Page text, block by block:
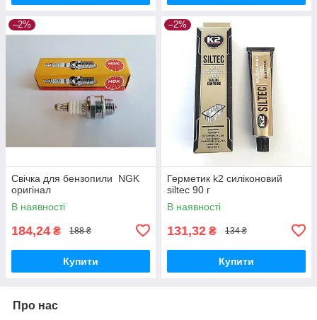
–2%
Свічка для бензопили NGK
оригінал
В наявності
184,24 ₴ 188 ₴
Купити
–2%
Герметик k2 силіконовий
siltec 90 г
В наявності
131,32 ₴ 134 ₴
Купити
Про нас